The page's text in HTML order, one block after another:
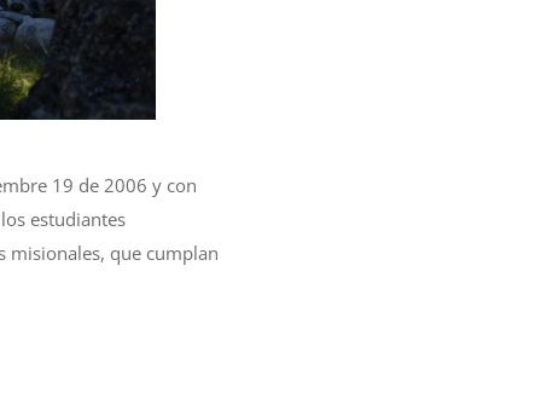
19 de 2006 y con
estudiantes
misionales, que cumplan